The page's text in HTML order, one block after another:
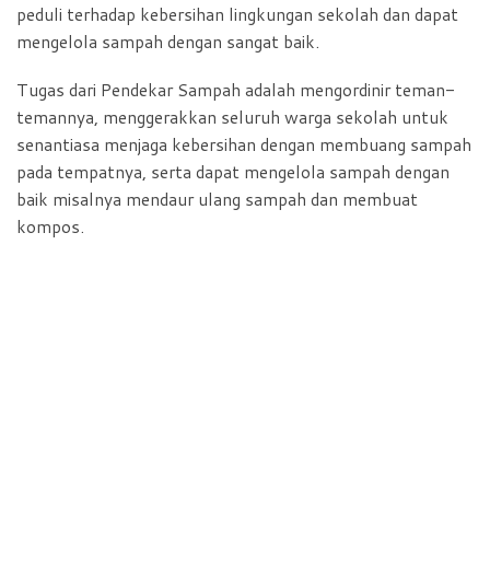
peduli terhadap kebersihan lingkungan sekolah dan dapat
mengelola sampah dengan sangat baik.
Tugas dari Pendekar Sampah adalah mengordinir teman-
temannya, menggerakkan seluruh warga sekolah untuk
senantiasa menjaga kebersihan dengan membuang sampah
pada tempatnya, serta dapat mengelola sampah dengan
baik misalnya mendaur ulang sampah dan membuat
kompos.